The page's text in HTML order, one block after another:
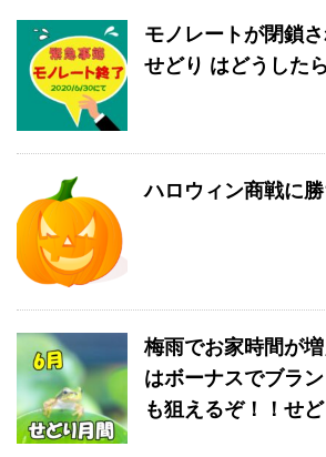
モノレートが閉鎖
せどり はどうした
ハロウィン商戦に
梅雨でお家時間が
はボーナスでブラ
も狙えるぞ！！せ